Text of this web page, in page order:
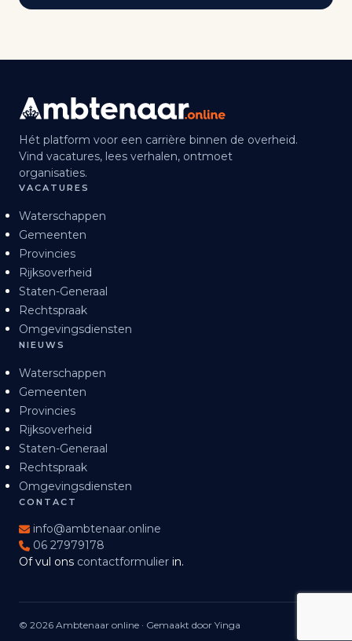
Hét platform voor een carrière binnen de overheid.
Vind vacatures, lees verhalen, ontmoet
organisaties.
VACATURES
Waterschappen
Gemeenten
Provincies
Rijksoverheid
Staten-Generaal
Rechtspraak
Omgevingsdiensten
NIEUWS
Waterschappen
Gemeenten
Provincies
Rijksoverheid
Staten-Generaal
Rechtspraak
Omgevingsdiensten
CONTACT
info@ambtenaar.online
06 27979178
Of vul ons contactformulier in.
© 2026 Ambtenaar online · Gemaakt door Yinga